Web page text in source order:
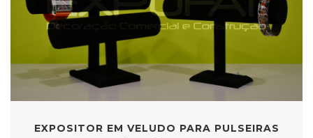
EXPOSITOR EM VELUDO PARA PULSEIRAS